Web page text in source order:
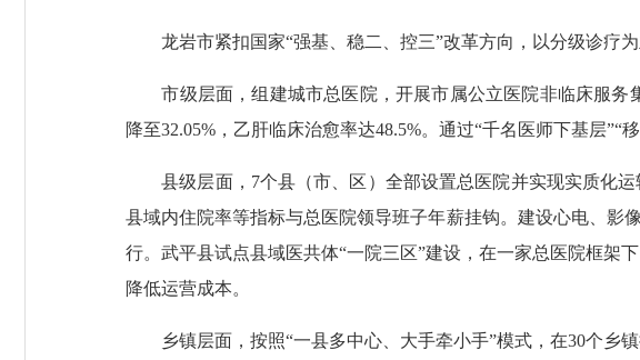
龙岩市紧扣国家“强基、稳二、控三”改革方向，以分级诊疗为
市级层面，组建城市总医院，开展市属公立医院非临床服务
降至32.05%，乙肝临床治愈率达48.5%。通过“千名医师下基层
县级层面，7个县（市、区）全部设置总医院并实现实质化运
县域内住院率等指标与总医院领导班子年薪挂钩。建设心电、影
行。武平县试点县域医共体“一院三区”建设，在一家总医院框架
降低运营成本。
乡镇层面，按照“一县多中心、大手牵小手”模式，在30个乡